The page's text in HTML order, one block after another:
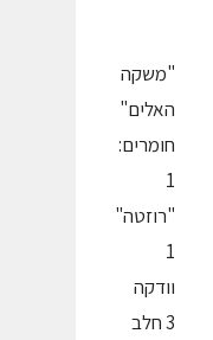
"משקה
האלים"
חומרים:
1
"רוזטה"
1
וודקה
3 חלב